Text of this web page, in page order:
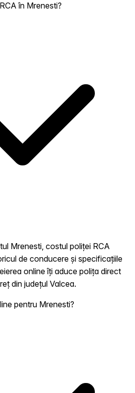
în Mrenesti?
Mrenesti, costul poliței RCA
de conducere și specificațiile
online îți aduce polița direct
din județul Valcea.
pentru Mrenesti?